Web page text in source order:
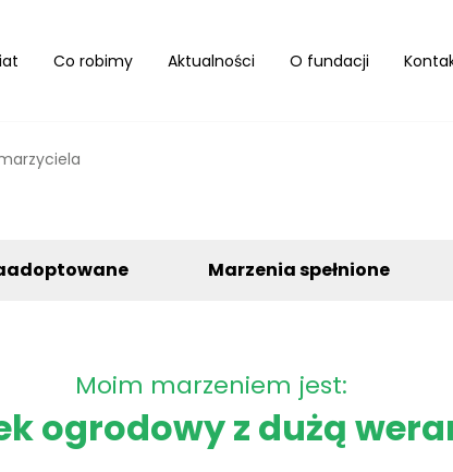
Co robimy Aktualności O fundacji
Marzenia spełnione
Moim marzeniem jest:
ogrodowy z dużą